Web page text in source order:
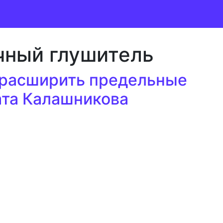
глушитель
предельные
Калашникова